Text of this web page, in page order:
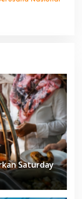
Saturday